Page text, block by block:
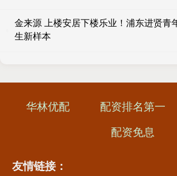
金来源 上楼安居下楼乐业！浦东进贤青
生新样本
华林优配 配资排名第一
配资免息
友情链接：